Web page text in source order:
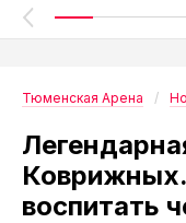
Тюменская Арена
воспитать